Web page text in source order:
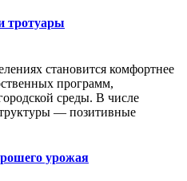
тротуары
становится комфортнее
программ,
среды. В числе
— позитивные
урожая